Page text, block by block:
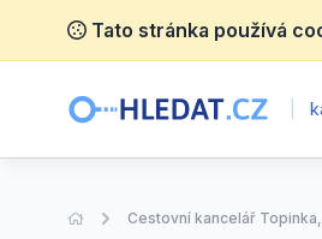
Tato stránka používá
Úvodní stránka
Cestovní kancelář Topinka,